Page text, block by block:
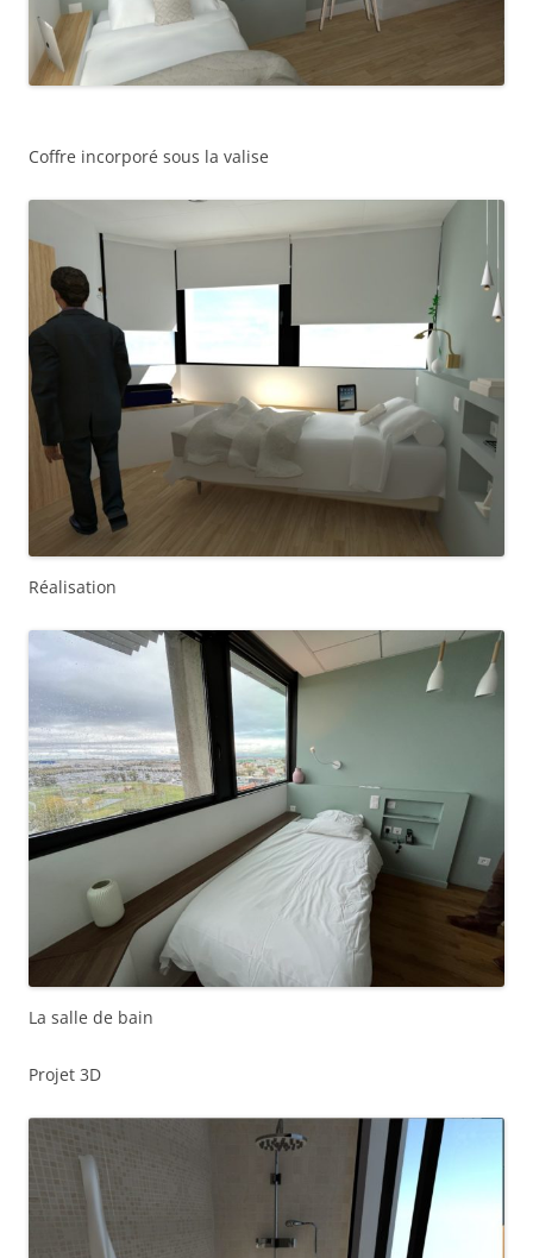
Coffre incorporé sous la valise
Réalisation
La salle de bain
Projet 3D